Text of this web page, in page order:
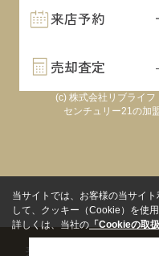
来店予約
売却査定
(c) 株式会社リブライ
センチュリー21の加
来店予約 会
当サイトでは、お客様の当サイ
して、クッキー（Cookie）を使用
詳しくは、当社の 「Cookieの取